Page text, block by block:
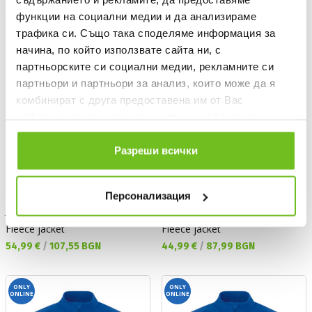
функции на социални медии и да анализираме
трафика си. Също така споделяме информация за
начина, по който използвате сайта ни, с
партньорските си социални медии, рекламните си
партньори и партньори за анализ, които може да я
комбинират с друга предоставена им от Вас
ползването от Ваша страна на услугите им.
Разреши всички
Персонализация
ONLY
Fleece jacket
Текуща цена:
54,99 € / 107,55 BGN
ONLY
Fleece jacket
Текуща цена:
44,99 € / 87,99 BGN
ONLY
ONLINE
ONLY
ONLINE